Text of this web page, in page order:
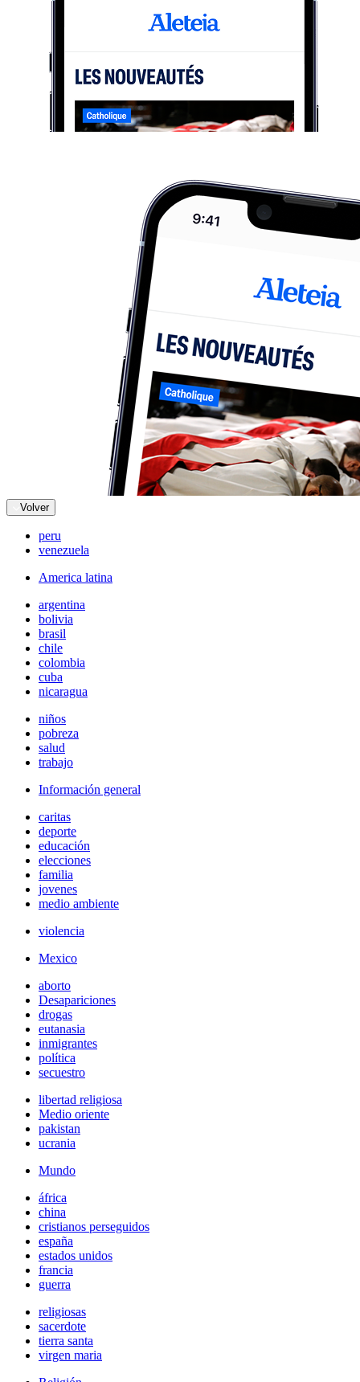
Volver
peru
venezuela
America latina
argentina
bolivia
brasil
chile
colombia
cuba
nicaragua
niños
pobreza
salud
trabajo
Información general
caritas
deporte
educación
elecciones
familia
jovenes
medio ambiente
violencia
Mexico
aborto
Desapariciones
drogas
eutanasia
inmigrantes
política
secuestro
libertad religiosa
Medio oriente
pakistan
ucrania
Mundo
áfrica
china
cristianos perseguidos
españa
estados unidos
francia
guerra
religiosas
sacerdote
tierra santa
virgen maria